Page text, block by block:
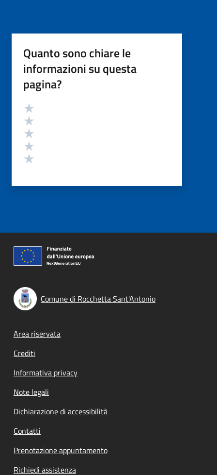
Quanto sono chiare le
informazioni su questa
pagina?
Valutazione
Comune di Rocchetta Sant'Antonio
Footer menu
Area riservata
Crediti
Informativa privacy
Note legali
Dichiarazione di accessibilità
Contatti
Prenotazione appuntamento
Richiedi assistenza